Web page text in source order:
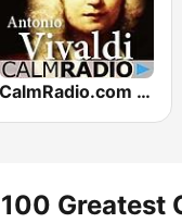
CalmRadio.com - Vivaldi
100 Greatest